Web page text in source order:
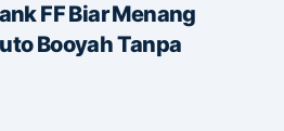
FF Biar Menang
Booyah Tanpa